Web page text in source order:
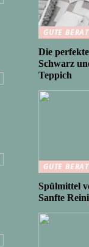
GUTE
Die
Schwarz
Teppich
GUTE
Spülmittel
Sanfte